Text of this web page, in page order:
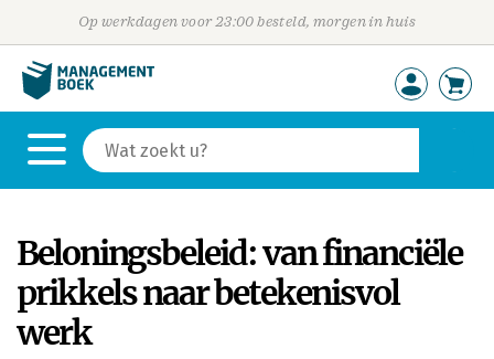
Op werkdagen voor 23:00 besteld, morgen in huis
Beloningsbeleid: van financiële
prikkels naar betekenisvol
werk